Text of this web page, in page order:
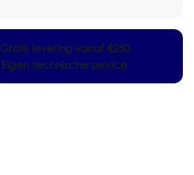
Gratis levering vanaf €250
Eigen technische service